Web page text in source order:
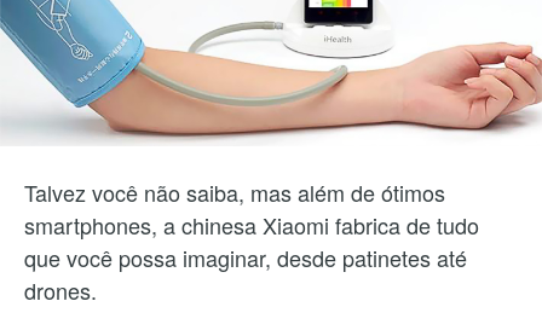
Talvez você não saiba, mas além de ótimos
smartphones, a chinesa Xiaomi fabrica de tudo
que você possa imaginar, desde patinetes até
drones.